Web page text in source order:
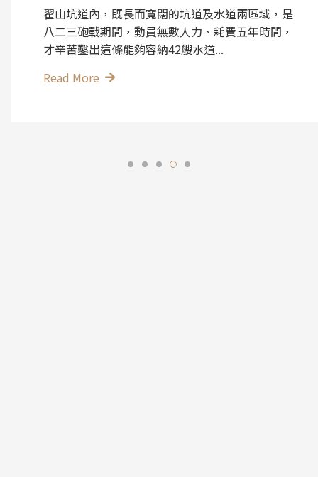
翟山坑道內，既長而寬闊的坑道及水道兩區域，是
八二三砲戰期間，動員無數人力、耗費五年時間，
才辛苦鑿出這條能夠容納42艘水道...
Read More